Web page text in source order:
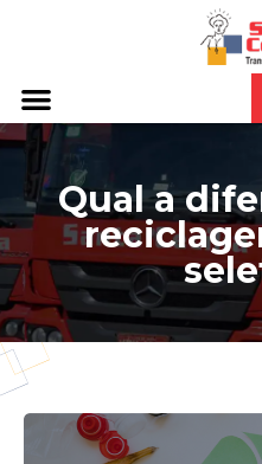
Qual a